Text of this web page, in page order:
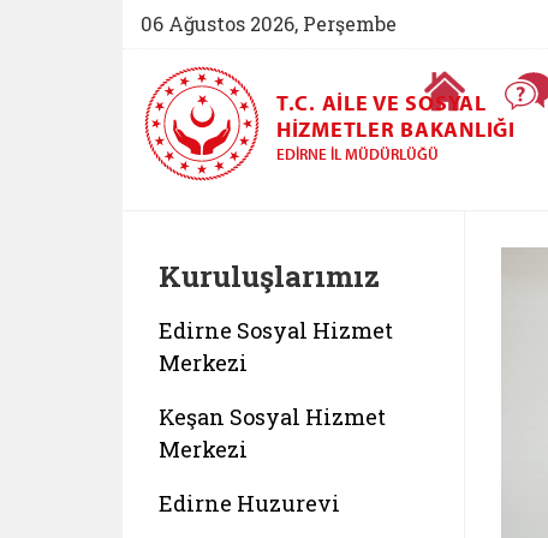
06 Ağustos 2026, Perşembe
Ana Sayfa
T.C. AILE VE SOSYAL
HIZMETLER BAKANLIĞI
EDIRNE İL MÜDÜRLÜĞÜ
Kuruluşlarımız
Edirne Sosyal Hizmet
Merkezi
Keşan Sosyal Hizmet
Merkezi
Edirne Huzurevi